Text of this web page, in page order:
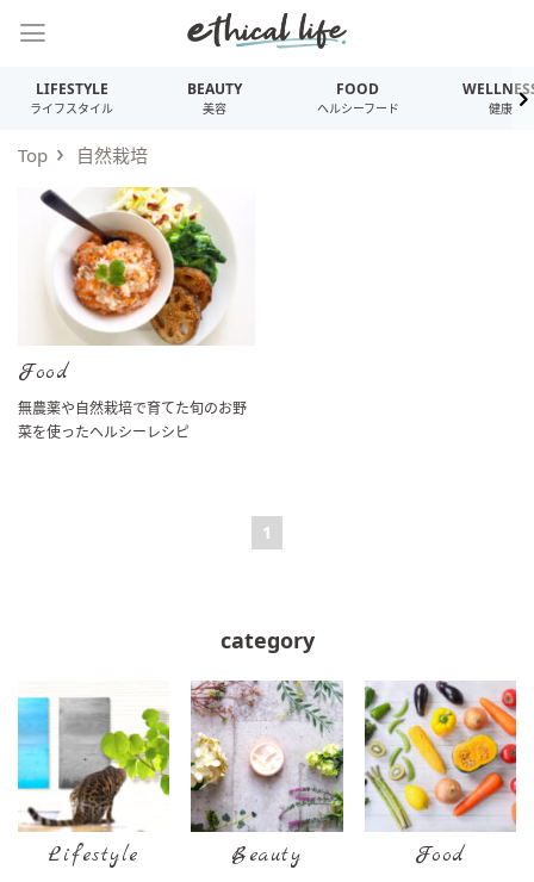
LIFESTYLE
ライフスタイル
BEAUTY
美容
FOOD
ヘルシーフード 健康
Top 自然栽培
Food
無農薬や自然栽培で育てた旬のお野
菜を使ったヘルシーレシピ
1
category
Lifestyle Beauty Food